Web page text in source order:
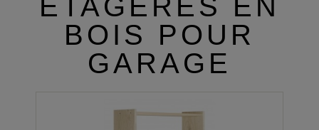
BOIS POUR
GARAGE